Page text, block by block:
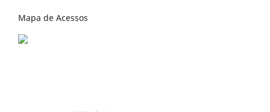
Mapa de Acessos